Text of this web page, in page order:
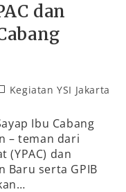
dan
Kegiatan YSI Jakarta
Ibu Cabang
– teman dari
(YPAC) dan
Baru serta GPIB